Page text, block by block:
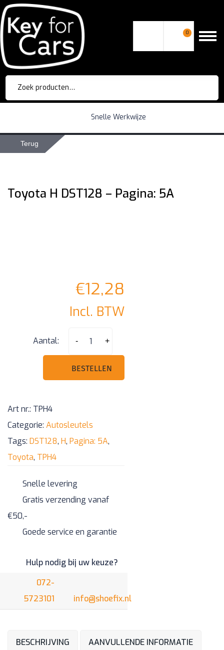
0
Zoeken
naar:
Snelle Werkwijze
Terug
Toyota H DST128 – Pagina: 5A
€12,28
Incl. BTW
Aantal: -
DST128
-
aantal
+
BESTELLEN
Art nr.: TPH4
Categorie: Autosleutels
Tags: DST128, H, Pagina: 5A,
Toyota, TPH4
Snelle levering
Gratis verzending vanaf
€50,-
Goede service en garantie
Hulp nodig bij uw keuze?
072-
5723101
info@shoefix.nl
BESCHRIJVING AANVULLENDE INFORMATIE